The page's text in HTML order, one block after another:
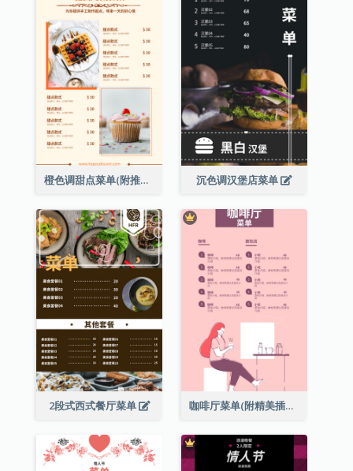
橙色调甜点菜单(附推荐款式图片) 沉色调汉堡店菜单
2段式西式餐厅菜单 咖啡厅菜单(附精美插图)